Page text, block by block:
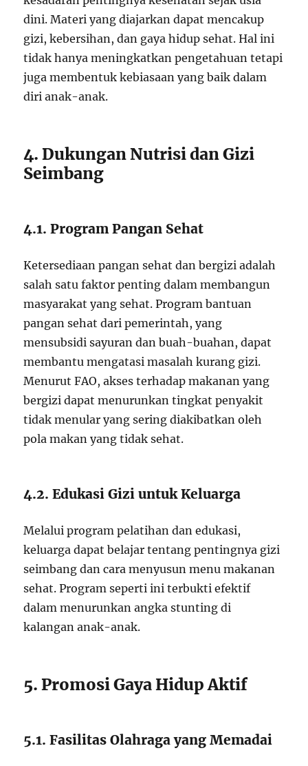
dini. Materi yang diajarkan dapat mencakup
gizi, kebersihan, dan gaya hidup sehat. Hal ini
tidak hanya meningkatkan pengetahuan tetapi
juga membentuk kebiasaan yang baik dalam
diri anak-anak.
4. Dukungan Nutrisi dan Gizi
Seimbang
4.1. Program Pangan Sehat
Ketersediaan pangan sehat dan bergizi adalah
salah satu faktor penting dalam membangun
masyarakat yang sehat. Program bantuan
pangan sehat dari pemerintah, yang
mensubsidi sayuran dan buah-buahan, dapat
membantu mengatasi masalah kurang gizi.
Menurut FAO, akses terhadap makanan yang
bergizi dapat menurunkan tingkat penyakit
tidak menular yang sering diakibatkan oleh
pola makan yang tidak sehat.
4.2. Edukasi Gizi untuk Keluarga
Melalui program pelatihan dan edukasi,
keluarga dapat belajar tentang pentingnya gizi
seimbang dan cara menyusun menu makanan
sehat. Program seperti ini terbukti efektif
dalam menurunkan angka stunting di
kalangan anak-anak.
5. Promosi Gaya Hidup Aktif
5.1. Fasilitas Olahraga yang Memadai